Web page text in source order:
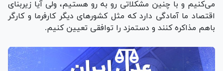
می‌کنیم و با چنین مشکلاتی رو به رو هستیم، ولی آیا زیربنای
اقتصاد ما آمادگی دارد که مثل کشور‌های دیگر کارفرما و کارگر
باهم مذاکره کنند و دستمزد را توافقی تعیین کنیم.